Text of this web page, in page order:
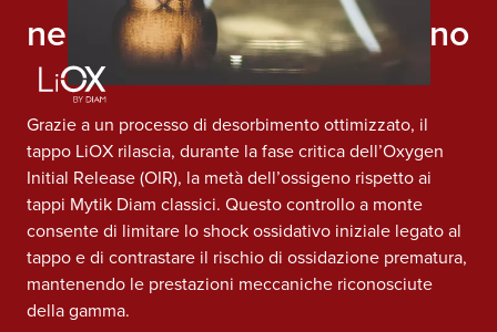
nella gestione dell’ossigeno
Grazie a un processo di desorbimento ottimizzato, il
tappo LiOX rilascia, durante la fase critica dell’Oxygen
Initial Release (OIR), la metà dell’ossigeno rispetto ai
tappi Mytik Diam classici. Questo controllo a monte
consente di limitare lo shock ossidativo iniziale legato al
tappo e di contrastare il rischio di ossidazione prematura,
mantenendo le prestazioni meccaniche riconosciute
della gamma.